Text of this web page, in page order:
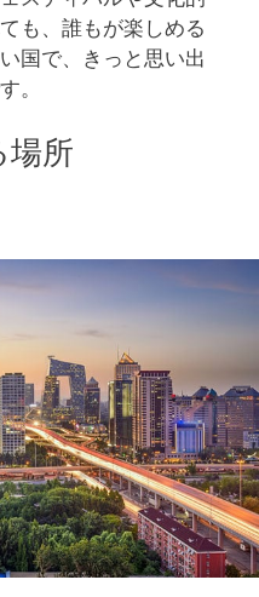
も、誰もが楽しめる
国で、きっと思い出
。
場所